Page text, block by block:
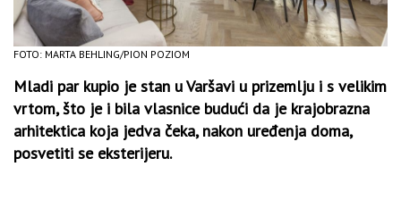
FOTO: MARTA BEHLING/PION POZIOM
Mladi par kupio je stan u Varšavi u prizemlju i s velikim
vrtom, što je i bila vlasnice budući da je krajobrazna
arhitektica koja jedva čeka, nakon uređenja doma,
posvetiti se eksterijeru.